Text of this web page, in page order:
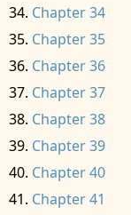
Chapter 34
Chapter 35
Chapter 36
Chapter 37
Chapter 38
Chapter 39
Chapter 40
Chapter 41